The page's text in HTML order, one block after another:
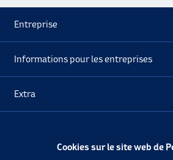
Entreprise
Informations pour les entreprises
Extra
Cookies sur le site web de